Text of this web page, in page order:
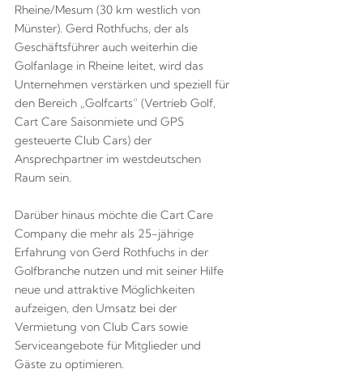
Rheine/Mesum (30 km westlich von
Münster). Gerd Rothfuchs, der als
Geschäftsführer auch weiterhin die
Golfanlage in Rheine leitet, wird das
Unternehmen verstärken und speziell für
den Bereich „Golfcarts“ (Vertrieb Golf,
Cart Care Saisonmiete und GPS
gesteuerte Club Cars) der
Ansprechpartner im westdeutschen
Raum sein.
Darüber hinaus möchte die Cart Care
Company die mehr als 25-jährige
Erfahrung von Gerd Rothfuchs in der
Golfbranche nutzen und mit seiner Hilfe
neue und attraktive Möglichkeiten
aufzeigen, den Umsatz bei der
Vermietung von Club Cars sowie
Serviceangebote für Mitglieder und
Gäste zu optimieren.